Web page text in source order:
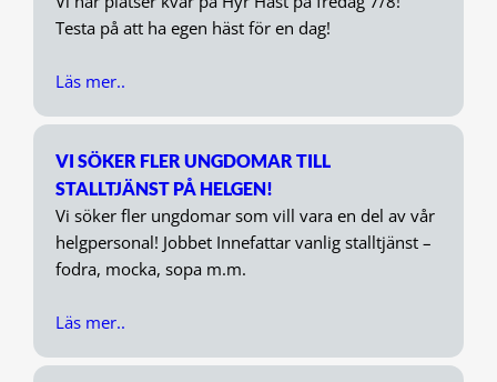
Testa på att ha egen häst för en dag!
Läs mer..
VI SÖKER FLER UNGDOMAR TILL
STALLTJÄNST PÅ HELGEN!
Vi söker fler ungdomar som vill vara en del av vår
helgpersonal! Jobbet Innefattar vanlig stalltjänst –
fodra, mocka, sopa m.m.
Läs mer..